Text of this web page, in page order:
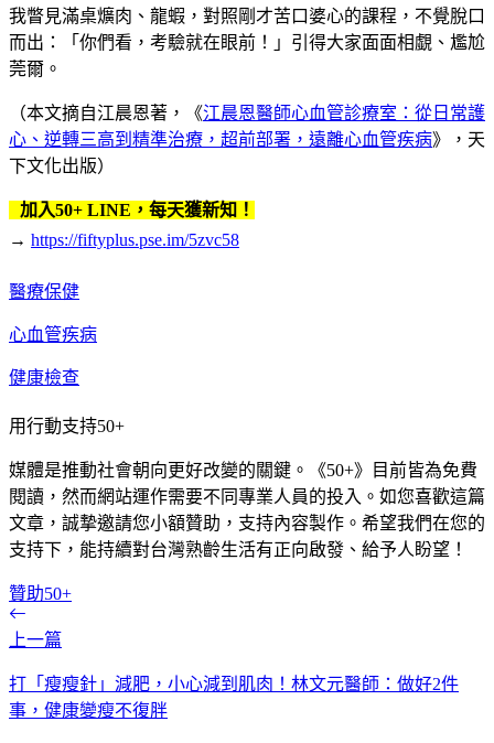
我瞥見滿桌爌肉、龍蝦，對照剛才苦口婆心的課程，不覺脫口
而出：「你們看，考驗就在眼前！」引得大家面面相覷、尷尬
莞爾。
（本文摘自江晨恩著，《江晨恩醫師心血管診療室：從日常護
心、逆轉三高到精準治療，超前部署，遠離心血管疾病》，天
下文化出版）
加入50+ LINE，每天獲新知！
→ https://fiftyplus.pse.im/5zvc58
醫療保健
心血管疾病
健康檢查
用行動支持50+
媒體是推動社會朝向更好改變的關鍵。《50+》目前皆為免費
閱讀，然而網站運作需要不同專業人員的投入。如您喜歡這篇
文章，誠摯邀請您小額贊助，支持內容製作。希望我們在您的
支持下，能持續對台灣熟齡生活有正向啟發、給予人盼望！
贊助50+
上一篇
打「瘦瘦針」減肥，小心減到肌肉！林文元醫師：做好2件
事，健康變瘦不復胖